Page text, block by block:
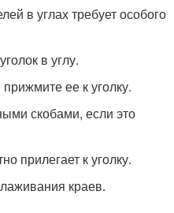
в углах требует особого
в углу.
ее к уголку.
скобами, если это
прилегает к уголку.
краев.